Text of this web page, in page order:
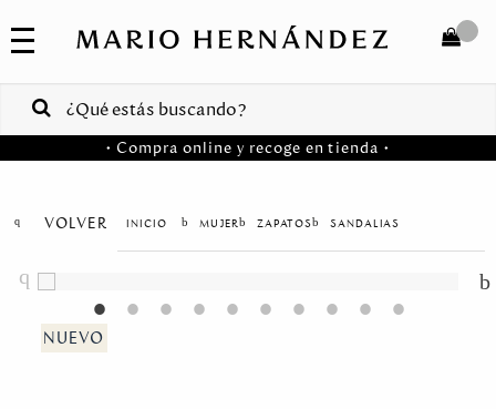
COLECCIONES
VENTAS
CORPORATIVAS COMPRAR
• Compra online y recoge en tienda •
VOLVER MUJER ZAPATOS SANDALIAS